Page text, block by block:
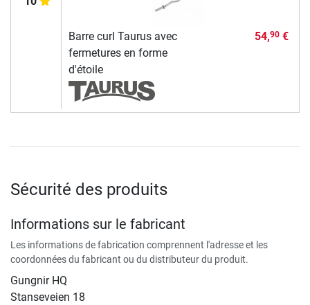
Barre curl Taurus avec
fermetures en forme
d'étoile
54,90€
Sécurité des produits
Informations sur le fabricant
Les informations de fabrication comprennent l'adresse et les
coordonnées du fabricant ou du distributeur du produit.
Gungnir HQ
Stanseveien 18